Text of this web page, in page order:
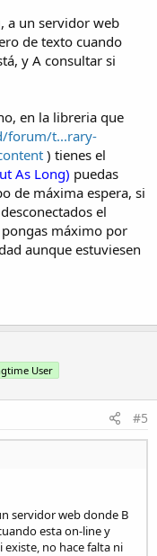
a un servidor web
de texto cuando
y A consultar si
en la libreria que
forum/t...rary-
) tienes el
As Long) puedas
de máxima espera, si
el
máximo por
aunque estuviesen
User
#5
servidor web donde B
esta on-line y
no hace falta ni